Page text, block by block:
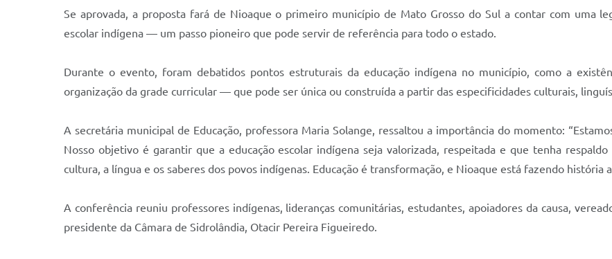
Se aprovada, a proposta fará de Nioaque o primeiro município de Mato Grosso do Sul a contar com uma
escolar indígena — um passo pioneiro que pode servir de referência para todo o estado.
Durante o evento, foram debatidos pontos estruturais da educação indígena no município, como a
organização da grade curricular — que pode ser única ou construída a partir das especificidades culturais,
A secretária municipal de Educação, professora Maria Solange, ressaltou a importância do momento:
Nosso objetivo é garantir que a educação escolar indígena seja valorizada, respeitada e que tenha
cultura, a língua e os saberes dos povos indígenas. Educação é transformação, e Nioaque está fazendo história
A conferência reuniu professores indígenas, lideranças comunitárias, estudantes, apoiadores da causa,
presidente da Câmara de Sidrolândia, Otacir Pereira Figueiredo.